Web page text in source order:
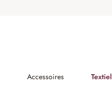
Accessoires Textiel